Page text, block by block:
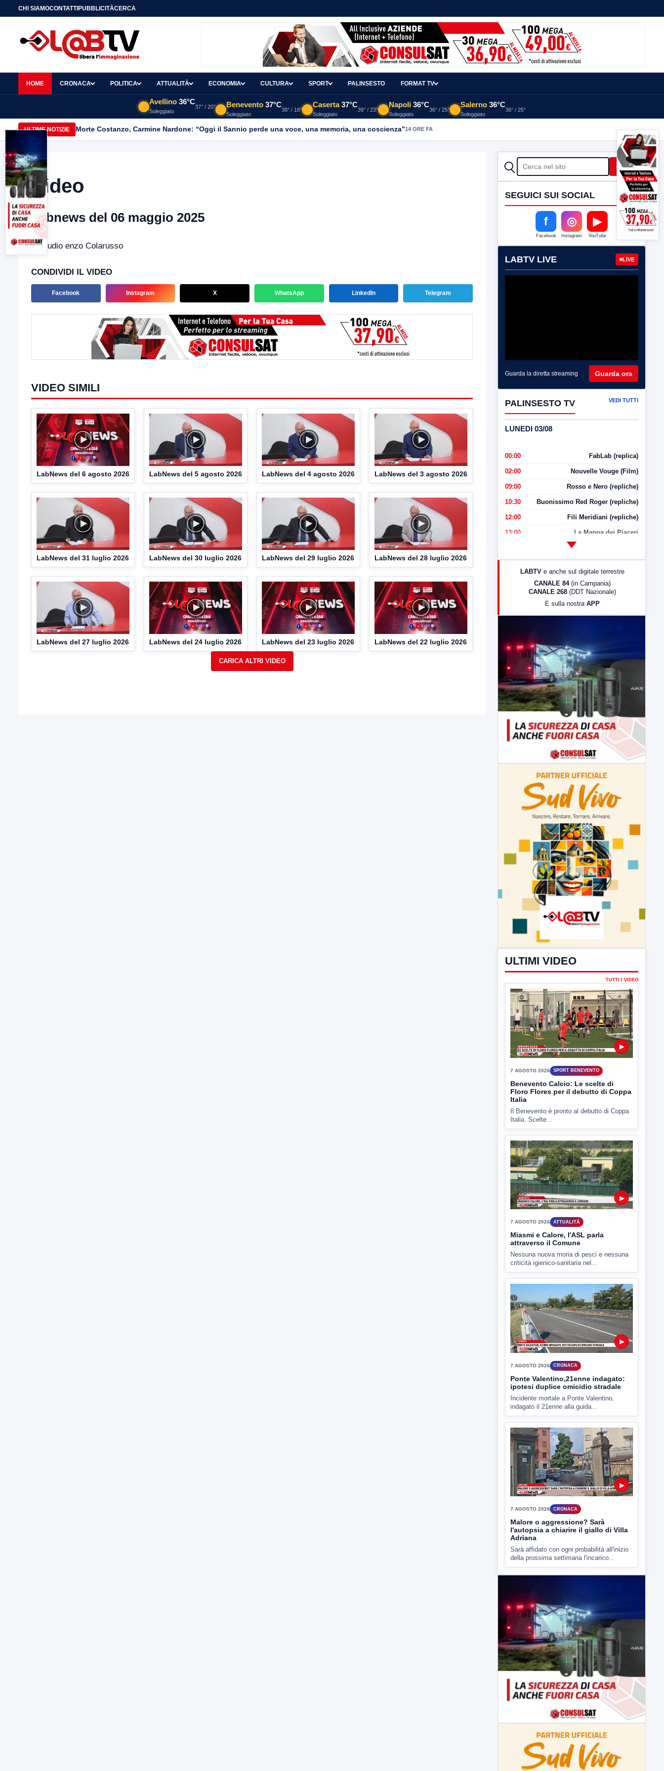
CHI SIAMOCONTATTIPUBBLICITÀCERCA
HOME CRONACA POLITICA ATTUALITÀ ECONOMIA CULTURA SPORT PALINSESTO FORMAT TV
Avellino 36°C
Soleggiato
37° / 20° Benevento 37°C
Soleggiato
38° / 18°
Caserta 37°C
Soleggiato
39° / 23°
Napoli 36°C
Soleggiato
36° / 25°
Salerno 36°C
Soleggiato
36° / 25°
ULTIME NOTIZIE Morte Costanzo, Carmine Nardone: “Oggi il Sannio perde una voce, una memoria, una coscienza”14 ORE FA
Video
Labnews del 06 maggio 2025
In studio enzo Colarusso
CONDIVIDI IL VIDEO
Facebook Instagram X WhatsApp LinkedIn Telegram
VIDEO SIMILI
LabNews del 6 agosto 2026 LabNews del 5 agosto 2026 LabNews del 4 agosto 2026 LabNews del 3 agosto 2026
LabNews del 31 luglio 2026 LabNews del 30 luglio 2026 LabNews del 29 luglio 2026 LabNews del 28 luglio 2026
LabNews del 27 luglio 2026 LabNews del 24 luglio 2026 LabNews del 23 luglio 2026 LabNews del 22 luglio 2026
CERCA Cerca
SEGUICI SUI SOCIAL
f
Facebook
◎
Instagram
▶
YouTube
LABTV LIVE LIVE
Guarda la diretta streaming Guarda ora
PALINSESTO TV VEDI TUTTI
LUNEDI 03/08
00:00 FabLab (replica)
02:00 Nouvelle Vouge (Film)
09:00 Rosso e Nero (repliche)
10:30 Buonissimo Red Roger (repliche)
12:00 Fili Meridiani (repliche)
13:00 La Mappa dei Piaceri
LabNews (Diretta)
LABTV e anche sul digitale terrestre
CANALE 84 (in Campania)
CANALE 268 (DDT Nazionale)
E sulla nostra APP
ULTIMI VIDEO
TUTTI I VIDEO
▶
7 AGOSTO 2026 SPORT BENEVENTO
Benevento Calcio: Le scelte di
Floro Flores per il debutto di Coppa
Italia
Il Benevento è pronto al debutto di Coppa
Italia. Scelte...
▶
7 AGOSTO 2026 ATTUALITÀ
Miasmi e Calore, l'ASL parla
attraverso il Comune
Nessuna nuova moria di pesci e nessuna
criticità igienico-sanitaria nel...
▶
7 AGOSTO 2026 CRONACA
Ponte Valentino,21enne indagato:
ipotesi duplice omicidio stradale
Incidente mortale a Ponte Valentino,
indagato il 21enne alla guida...
▶
7 AGOSTO 2026 CRONACA
Malore o aggressione? Sarà
l'autopsia a chiarire il giallo di Villa
Adriana
Sarà affidato con ogni probabilità all'inizio
della prossima settimana l'incarico...